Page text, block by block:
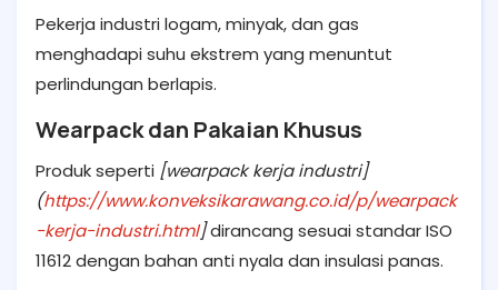
Pekerja industri logam, minyak, dan gas
menghadapi suhu ekstrem yang menuntut
perlindungan berlapis.
Wearpack dan Pakaian Khusus
Produk seperti [wearpack kerja industri]
(https://www.konveksikarawang.co.id/p/wearpack
-kerja-industri.html]dirancang sesuai standar ISO
11612 dengan bahan anti nyala dan insulasi panas.